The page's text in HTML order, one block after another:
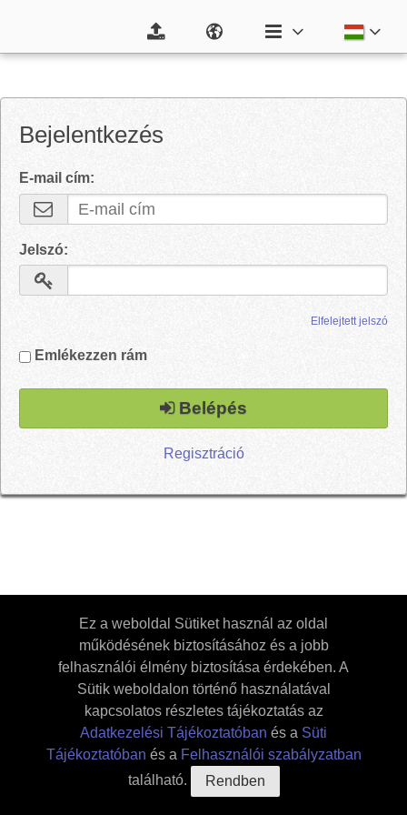
Ez a weboldal Sütiket használ az oldal
működésének biztosításához és a jobb
felhasználói élmény biztosítása érdekében. A
Sütik weboldalon történő használatával
kapcsolatos részletes tájékoztatás az
Adatkezelési Tájékoztatóban és a Süti
Tájékoztatóban és a Felhasználói szabályzatban
található.
Rendben
Bejelentkezés
E-mail cím:
Jelszó:
Elfelejtett jelszó
Emlékezzen rám
Belépés
Regisztráció
Térkép Feltöltés
Az
adatbázisról
::tc
Használati
útmutató
Adatkezelés